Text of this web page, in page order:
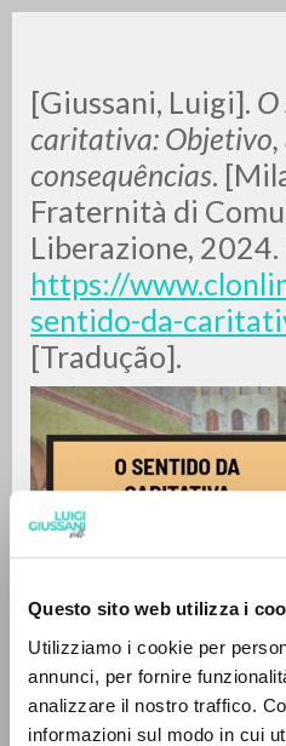
Questo sito web utilizza i
Utilizziamo i cookie per
annunci, per fornire
analizzare il nostro traffico.
informazioni sul modo in cui
[Giussani, Luigi].
caritativa: Objetivo,
consequências.
Fraternità di
Liberazione, 2024.
https://
sentido-da-
[Tradução].
0DOCUMENTOS